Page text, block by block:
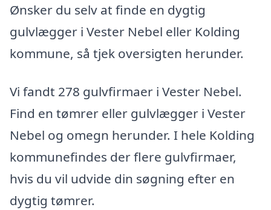
Ønsker du selv at finde en dygtig
gulvlægger i Vester Nebel eller Kolding
kommune, så tjek oversigten herunder.
Vi fandt 278 gulvfirmaer i Vester Nebel.
Find en tømrer eller gulvlægger i Vester
Nebel og omegn herunder. I hele Kolding
kommunefindes der flere gulvfirmaer,
hvis du vil udvide din søgning efter en
dygtig tømrer.